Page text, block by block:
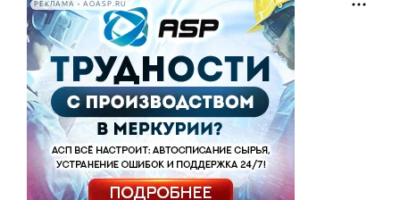
РЕКЛАМА • AOASP.RU